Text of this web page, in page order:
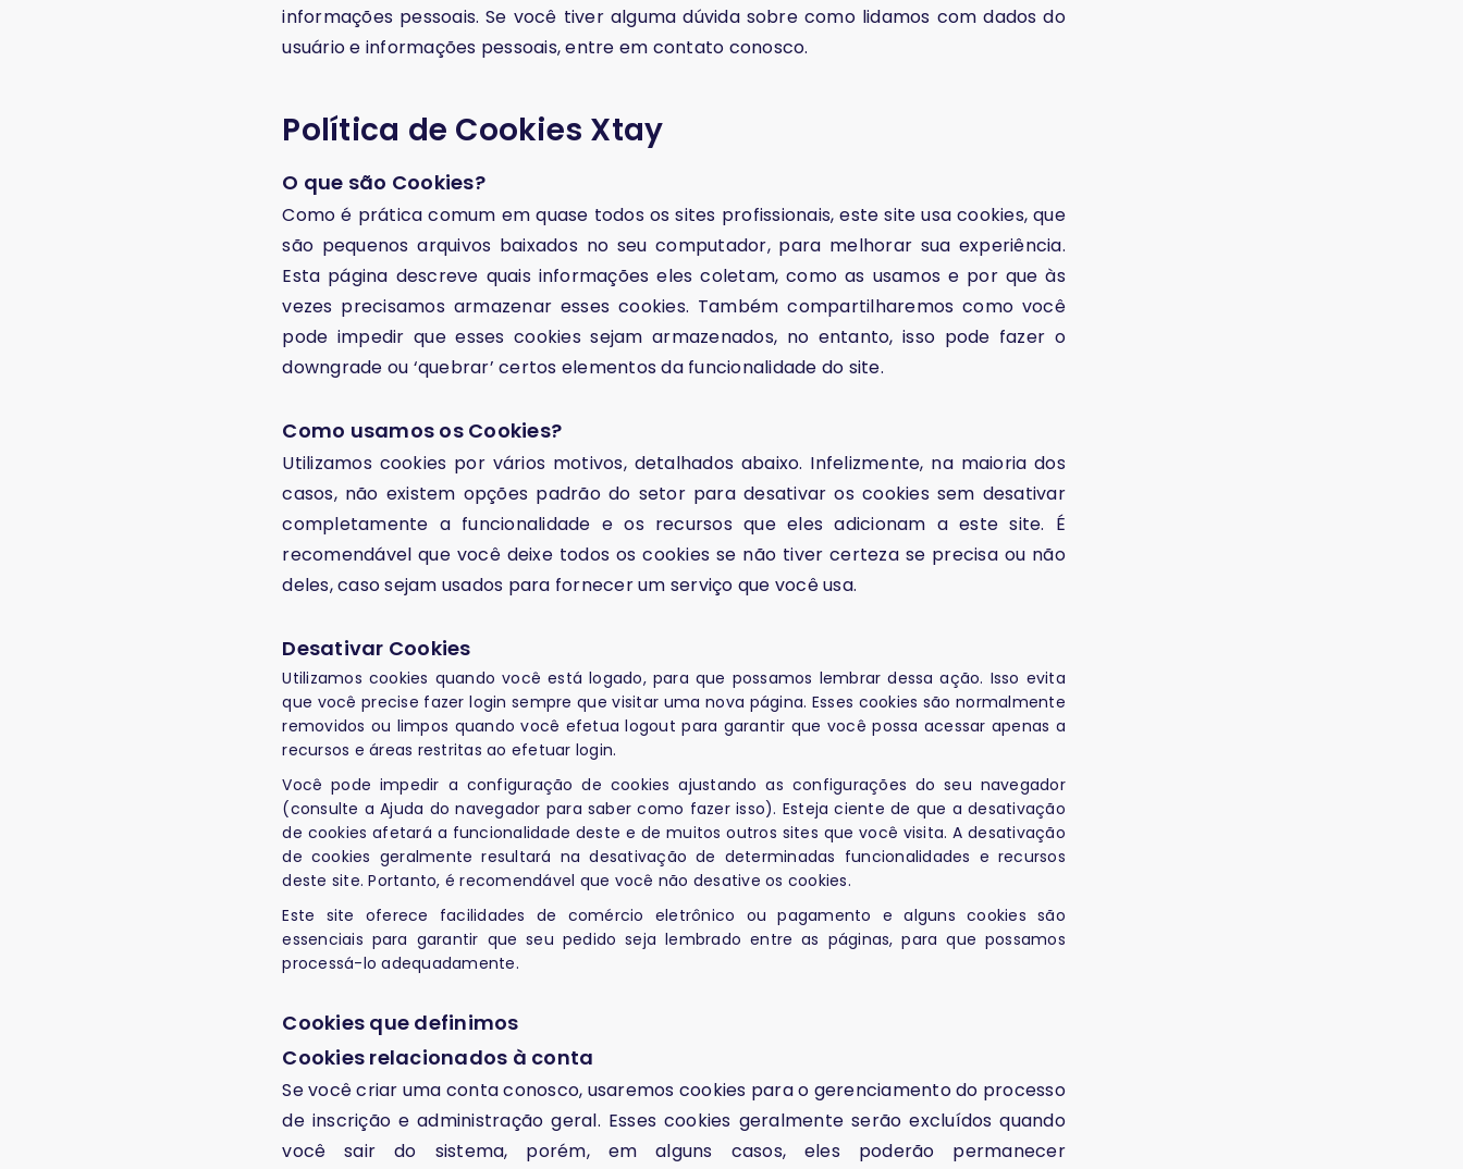
informações pessoais. Se você tiver alguma dúvida sobre como lidamos com dados do
usuário e informações pessoais, entre em contato conosco.
Política de Cookies Xtay
O que são Cookies?
Como é prática comum em quase todos os sites profissionais, este site usa cookies, que
são pequenos arquivos baixados no seu computador, para melhorar sua experiência.
Esta página descreve quais informações eles coletam, como as usamos e por que às
vezes precisamos armazenar esses cookies. Também compartilharemos como você
pode impedir que esses cookies sejam armazenados, no entanto, isso pode fazer o
downgrade ou ‘quebrar’ certos elementos da funcionalidade do site.
Como usamos os Cookies?
Utilizamos cookies por vários motivos, detalhados abaixo. Infelizmente, na maioria dos
casos, não existem opções padrão do setor para desativar os cookies sem desativar
completamente a funcionalidade e os recursos que eles adicionam a este site. É
recomendável que você deixe todos os cookies se não tiver certeza se precisa ou não
deles, caso sejam usados ​​para fornecer um serviço que você usa.
Desativar Cookies
Utilizamos cookies quando você está logado, para que possamos lembrar dessa ação. Isso evita
que você precise fazer login sempre que visitar uma nova página. Esses cookies são normalmente
removidos ou limpos quando você efetua logout para garantir que você possa acessar apenas a
recursos e áreas restritas ao efetuar login.
Você pode impedir a configuração de cookies ajustando as configurações do seu navegador
(consulte a Ajuda do navegador para saber como fazer isso). Esteja ciente de que a desativação
de cookies afetará a funcionalidade deste e de muitos outros sites que você visita. A desativação
de cookies geralmente resultará na desativação de determinadas funcionalidades e recursos
deste site. Portanto, é recomendável que você não desative os cookies.
Este site oferece facilidades de comércio eletrônico ou pagamento e alguns cookies são
essenciais para garantir que seu pedido seja lembrado entre as páginas, para que possamos
processá-lo adequadamente.
Cookies que definimos
Cookies relacionados à conta
Se você criar uma conta conosco, usaremos cookies para o gerenciamento do processo
de inscrição e administração geral. Esses cookies geralmente serão excluídos quando
você sair do sistema, porém, em alguns casos, eles poderão permanecer